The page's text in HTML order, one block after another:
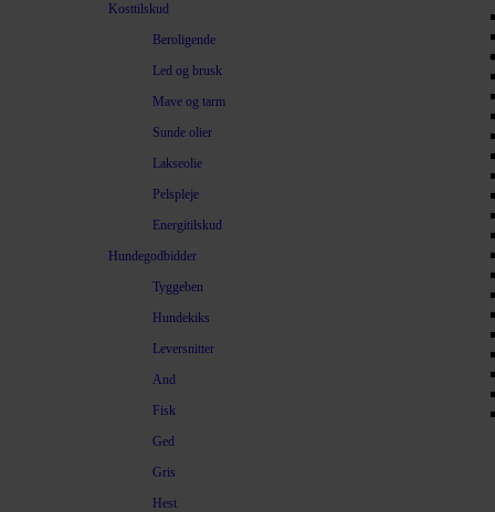
Kosttilskud
Beroligende
Led og brusk
Mave og tarm
Sunde olier
Lakseolie
Pelspleje
Energitilskud
Hundegodbidder
Tyggeben
Hundekiks
Leversnitter
And
Fisk
Ged
Gris
Hest